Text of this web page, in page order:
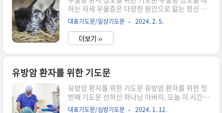
루..
하는 자세 우울증은 다양한 원인으로 앓는 정신 질
환 중의 하나입니다. 몸이 아픈 것처럼 마음이 아픈
것입니다. 대부분의 기독교인들은 마음의 병을 너
무 가볍게 보고 용기를 내고 마음만 먹으면 얼마든
지 치유할 수 있다고 생각하는 오류를 범합니다. 특
습니다. 먼저 하나님의 평안을 구하세요. 사랑의 주
님, 사랑하는 *** 성도님에게 평화를 내려 주옵소
서. 마음 깊은 곳에 아무도 모르는 슬픔과 아픔, 고
통과 슬픔이 있습니다. 하나님께서 ***의 성도의
마음은 누구보다 더 잘 아십니다. 우리는 그 슬픔의
대표기도문/일상기도문 2024. 2. 5.
더보기 ››
유방암 환자를 위한 기도문
유방암 환자를 위한 기도문 유방암 환자를 위한 첫
번째 기도문 선하신 하나님 아버지, 오늘 이 시간 사
랑하는 하나님의 딸 ***위해 기도합니다. 하나님,
대표기도문/심방기도문 2024. 1. 12.